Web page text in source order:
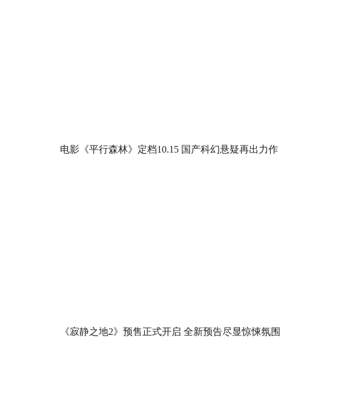
电影《平行森林》定档10.15 国产科幻悬疑再出力作
《寂静之地2》预售正式开启 全新预告尽显惊悚氛围